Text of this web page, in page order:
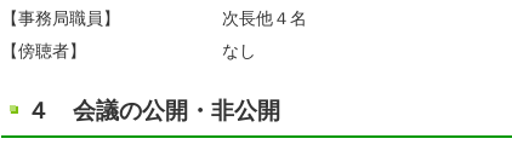
【事務局職員】
次長他４名
【傍聴者】
なし
４ 会議の公開・非公開